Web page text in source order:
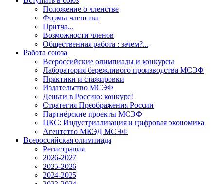
Положение о членстве
Формы членства
Притча...
Возможности членов
Общественная работа : зачем?...
Работа союза
Всероссийские олимпиады и конкурсы
Лаборатория бережливого производства МСЭФ
Практики и стажировки
Издательство МСЭФ
Деньги в Россию: конкурс!
Стратегия Преображения России
Партнёрские проекты МСЭФ
ЦКС: Индустриализация и цифровая экономика
Агентство МКЭД МСЭФ
Всероссийская олимпиада
Регистрация
2026-2027
2025-2026
2024-2025